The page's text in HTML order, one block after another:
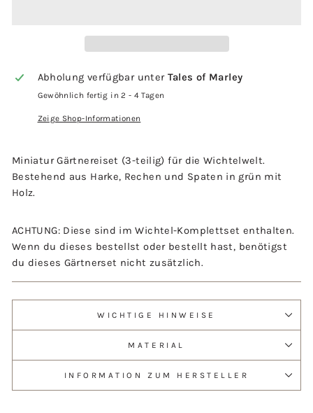
Abholung verfügbar unter Tales of Marley
Gewöhnlich fertig in 2 - 4 Tagen
Zeige Shop-Informationen
Miniatur Gärtnereiset (3-teilig) für die Wichtelwelt.
Bestehend aus Harke, Rechen und Spaten in grün mit
Holz.
ACHTUNG: Diese sind im Wichtel-Komplettset enthalten.
Wenn du dieses bestellst oder bestellt hast, benötigst
du dieses Gärtnerset nicht zusätzlich.
WICHTIGE HINWEISE
MATERIAL
INFORMATION ZUM HERSTELLER